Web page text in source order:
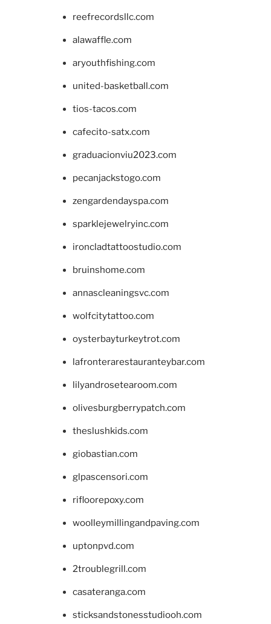
reefrecordsllc.com
alawaffle.com
aryouthfishing.com
united-basketball.com
tios-tacos.com
cafecito-satx.com
graduacionviu2023.com
pecanjackstogo.com
zengardendayspa.com
sparklejewelryinc.com
ironcladtattoostudio.com
bruinshome.com
annascleaningsvc.com
wolfcitytattoo.com
oysterbayturkeytrot.com
lafronterarestauranteybar.com
lilyandrosetearoom.com
olivesburgberrypatch.com
theslushkids.com
giobastian.com
glpascensori.com
rifloorepoxy.com
woolleymillingandpaving.com
uptonpvd.com
2troublegrill.com
casateranga.com
sticksandstonesstudiooh.com